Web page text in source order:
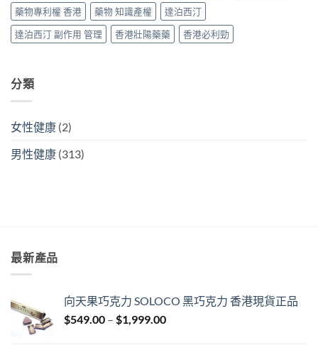
次
搞
掂
ED
藥物專利權 香港
藥物 知識產權
達泊西汀
達泊西汀 副作用 管理
香港壯陽藥藥 香港必利勁
分類
女性健康 (2)
男性健康 (313)
最新產品
向天果巧克力 SOLOCO 黑巧克力 香港現貨正品
$549.00 – $1,999.00Price